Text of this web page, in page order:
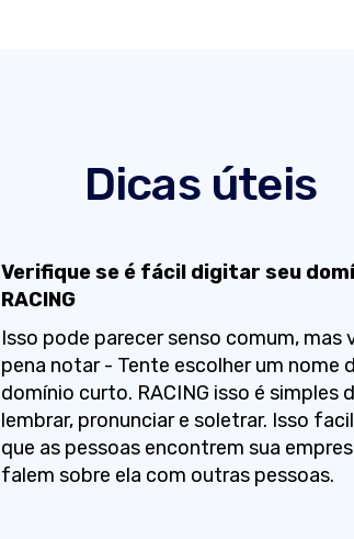
Dicas úteis
Verifique se é fácil digitar seu
RACING
Isso pode parecer senso comum, mas
pena notar - Tente escolher um nome
domínio curto. RACING isso é simples
lembrar, pronunciar e soletrar. Isso
que as pessoas encontrem sua
falem sobre ela com outras pessoas.